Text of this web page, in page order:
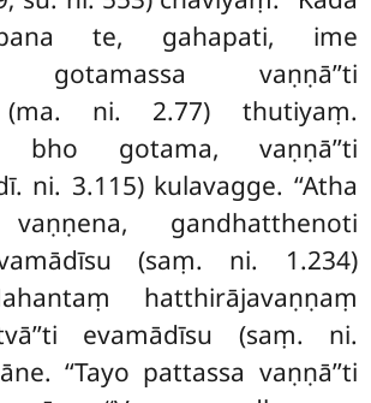
te, gahapati, ime
gotamassa vaṇṇā’’ti
(ma. ni. 2.77) thutiyaṃ.
bho gotama, vaṇṇā’’ti
ni. 3.115) kulavagge. ‘‘Atha
gandhatthenoti
(saṃ. ni. 1.234)
hatthirājavaṇṇaṃ
evamādīsu (saṃ. ni.
‘‘Tayo pattassa vaṇṇā’’ti